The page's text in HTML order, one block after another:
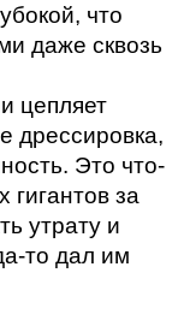
что
даже сквозь
цепляет
дрессировка,
Это что-
гигантов за
утрату и
то дал им